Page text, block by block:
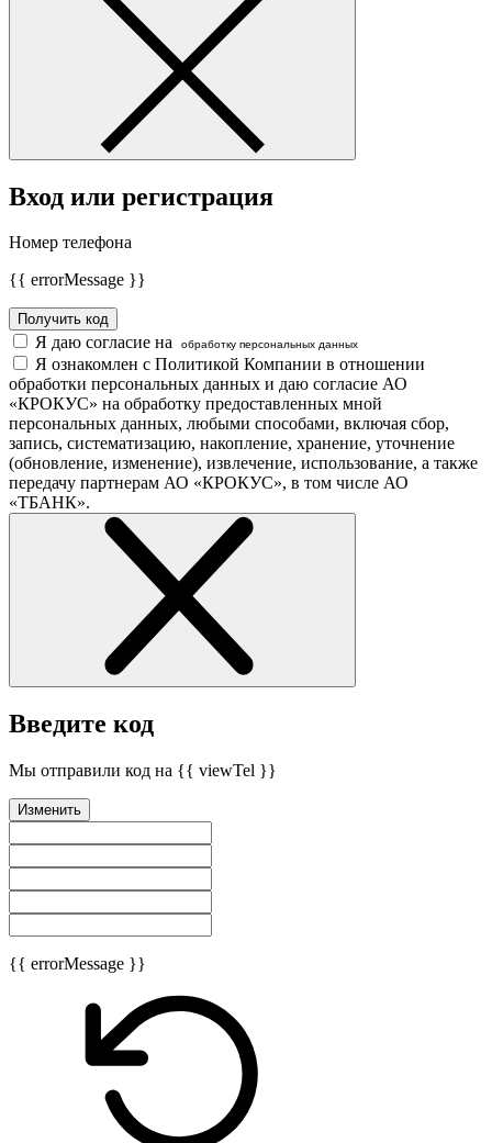
Вход или регистрация
Номер телефона
{{ errorMessage }}
Получить код
Я даю согласие на обработку персональных данных
Я ознакомлен с Политикой Компании в отношении
обработки персональных данных и даю согласие АО
«КРОКУС» на обработку предоставленных мной
персональных данных, любыми способами, включая сбор,
запись, систематизацию, накопление, хранение, уточнение
(обновление, изменение), извлечение, использование, а также
передачу партнерам АО «КРОКУС», в том числе АО
«ТБАНК».
Введите код
Мы отправили код на {{ viewTel }}
Изменить
{{ errorMessage }}